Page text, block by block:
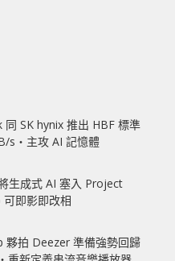
同 SK hynix 推出 HBF 標準
s‧主攻 AI 記憶體
生成式 AI 塞入 Project
即影即改相
夥拍 Deezer 準備強勢回歸